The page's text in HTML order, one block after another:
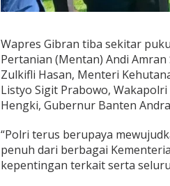
Wapres Gibran tiba sekitar
Pertanian (Mentan) Andi
Zulkifli Hasan, Menteri
Listyo Sigit Prabowo,
Hengki, Gubernur Banten
“Polri terus berupaya
penuh dari berbagai
kepentingan terkait serta